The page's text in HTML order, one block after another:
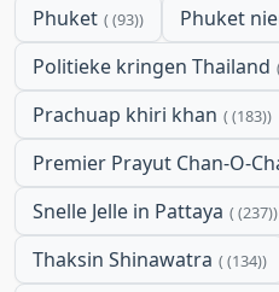
Phuket (93) Phuket
Politieke kringen Thailand
Prachuap khiri khan (183)
Premier Prayut Chan-O-
Snelle Jelle in Pattaya (237)
Thaksin Shinawatra (134)